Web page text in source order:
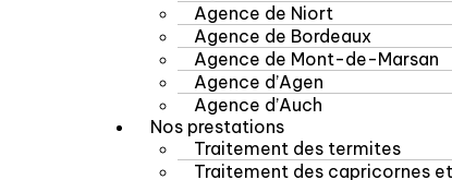
Agence de Niort
Agence de Bordeaux
Agence de Mont-de-Marsan
Agence d’Agen
Agence d’Auch
Nos prestations
Traitement des termites
Traitement des capricornes et